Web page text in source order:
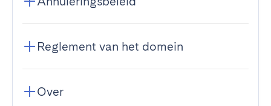
Reglement van het domein
Over